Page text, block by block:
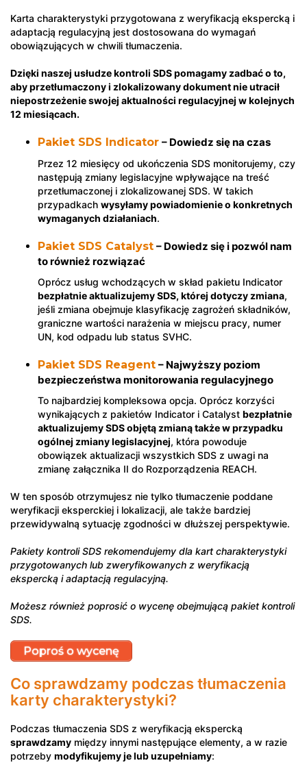
Karta charakterystyki przygotowana z weryfikacją ekspercką i
adaptacją regulacyjną jest dostosowana do wymagań
obowiązujących w chwili tłumaczenia.
Dzięki naszej usłudze kontroli SDS pomagamy zadbać o to,
aby przetłumaczony i zlokalizowany dokument nie utracił
niepostrzeżenie swojej aktualności regulacyjnej w kolejnych
12 miesiącach.
Pakiet SDS Indicator – Dowiedz się na czas
Przez 12 miesięcy od ukończenia SDS monitorujemy, czy
następują zmiany legislacyjne wpływające na treść
przetłumaczonej i zlokalizowanej SDS. W takich
przypadkach wysyłamy powiadomienie o konkretnych
wymaganych działaniach.
Pakiet SDS Catalyst – Dowiedz się i pozwól nam
to również rozwiązać
Oprócz usług wchodzących w skład pakietu Indicator
bezpłatnie aktualizujemy SDS, której dotyczy zmiana,
jeśli zmiana obejmuje klasyfikację zagrożeń składników,
graniczne wartości narażenia w miejscu pracy, numer
UN, kod odpadu lub status SVHC.
Pakiet SDS Reagent – Najwyższy poziom
bezpieczeństwa monitorowania regulacyjnego
To najbardziej kompleksowa opcja. Oprócz korzyści
wynikających z pakietów Indicator i Catalyst bezpłatnie
aktualizujemy SDS objętą zmianą także w przypadku
ogólnej zmiany legislacyjnej, która powoduje
obowiązek aktualizacji wszystkich SDS z uwagi na
zmianę załącznika II do Rozporządzenia REACH.
W ten sposób otrzymujesz nie tylko tłumaczenie poddane
weryfikacji eksperckiej i lokalizacji, ale także bardziej
przewidywalną sytuację zgodności w dłuższej perspektywie.
Pakiety kontroli SDS rekomendujemy dla kart charakterystyki
przygotowanych lub zweryfikowanych z weryfikacją
ekspercką i adaptacją regulacyjną.
Możesz również poprosić o wycenę obejmującą pakiet kontroli
SDS.
Poproś o wycenę
Co sprawdzamy podczas tłumaczenia
karty charakterystyki?
Podczas tłumaczenia SDS z weryfikacją ekspercką
sprawdzamy między innymi następujące elementy, a w razie
potrzeby modyfikujemy je lub uzupełniamy: